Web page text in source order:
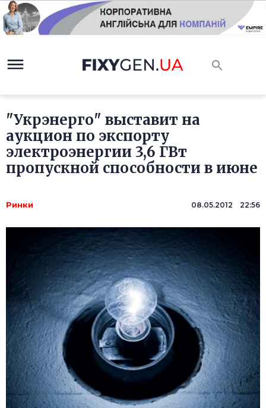
"Укрэнерго" выставит на
аукцион по экспорту
электроэнергии 3,6 ГВт
пропускной способности в июне
Ринки 08.05.2012 22:56